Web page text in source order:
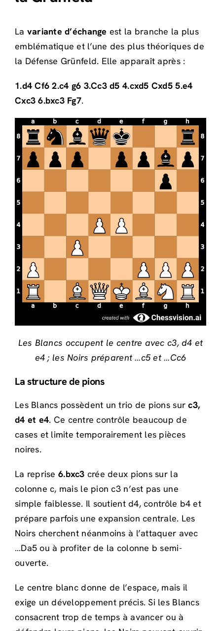
La variante d’échange est la branche la plus
emblématique et l’une des plus théoriques de
la Défense Grünfeld. Elle apparaît après :
1.d4 Cf6 2.c4 g6 3.Cc3 d5 4.cxd5 Cxd5 5.e4
Cxc3 6.bxc3 Fg7.
Les Blancs occupent le centre avec c3, d4 et
e4 ; les Noirs préparent …c5 et …Cc6
La structure de pions
Les Blancs possèdent un trio de pions surc3,
d4 et e4. Ce centre contrôle beaucoup de
cases et limite temporairement les pièces
noires.
La reprise 6.bxc3 crée deux pions sur la
colonne c, mais le pion c3 n’est pas une
simple faiblesse. Il soutient d4, contrôle b4 et
prépare parfois une expansion centrale. Les
Noirs cherchent néanmoins à l’attaquer avec
…Da5 ou à profiter de la colonne b semi-
ouverte.
Le centre blanc donne de l’espace, mais il
exige un développement précis. Si les Blancs
consacrent trop de temps à avancer ou à